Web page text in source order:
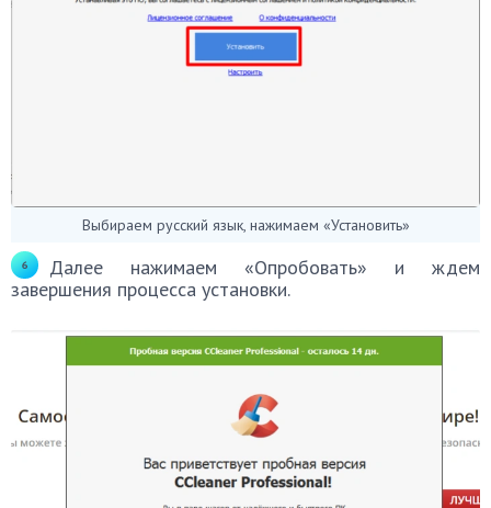
Выбираем русский язык, нажимаем «Установить»
Далее нажимаем «Опробовать» и ждем
завершения процесса установки.